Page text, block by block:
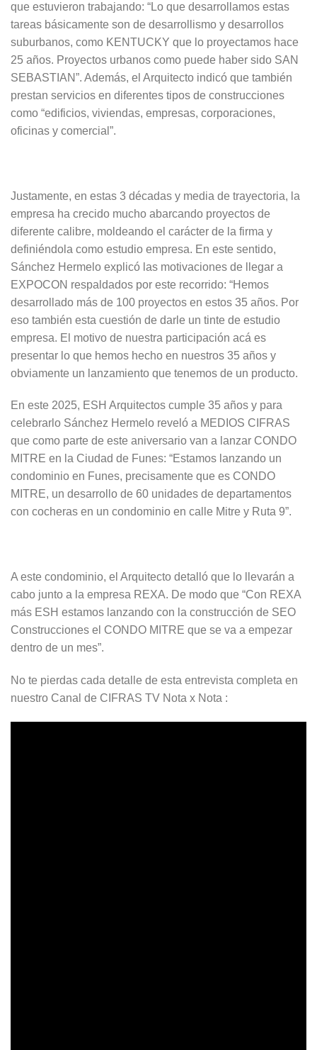
que estuvieron trabajando: “Lo que desarrollamos estas
tareas básicamente son de desarrollismo y desarrollos
suburbanos, como KENTUCKY que lo proyectamos hace
25 años. Proyectos urbanos como puede haber sido SAN
SEBASTIAN”. Además, el Arquitecto indicó que también
prestan servicios en diferentes tipos de construcciones
como “edificios, viviendas, empresas, corporaciones,
oficinas y comercial”.
Justamente, en estas 3 décadas y media de trayectoria, la
empresa ha crecido mucho abarcando proyectos de
diferente calibre, moldeando el carácter de la firma y
definiéndola como estudio empresa. En este sentido,
Sánchez Hermelo explicó las motivaciones de llegar a
EXPOCON respaldados por este recorrido: “Hemos
desarrollado más de 100 proyectos en estos 35 años. Por
eso también esta cuestión de darle un tinte de estudio
empresa. El motivo de nuestra participación acá es
presentar lo que hemos hecho en nuestros 35 años y
obviamente un lanzamiento que tenemos de un producto.
En este 2025, ESH Arquitectos cumple 35 años y para
celebrarlo Sánchez Hermelo reveló a MEDIOS CIFRAS
que como parte de este aniversario van a lanzar CONDO
MITRE en la Ciudad de Funes: “Estamos lanzando un
condominio en Funes, precisamente que es CONDO
MITRE, un desarrollo de 60 unidades de departamentos
con cocheras en un condominio en calle Mitre y Ruta 9”.
A este condominio, el Arquitecto detalló que lo llevarán a
cabo junto a la empresa REXA. De modo que “Con REXA
más ESH estamos lanzando con la construcción de SEO
Construcciones el CONDO MITRE que se va a empezar
dentro de un mes”.
No te pierdas cada detalle de esta entrevista completa en
nuestro Canal de CIFRAS TV Nota x Nota :